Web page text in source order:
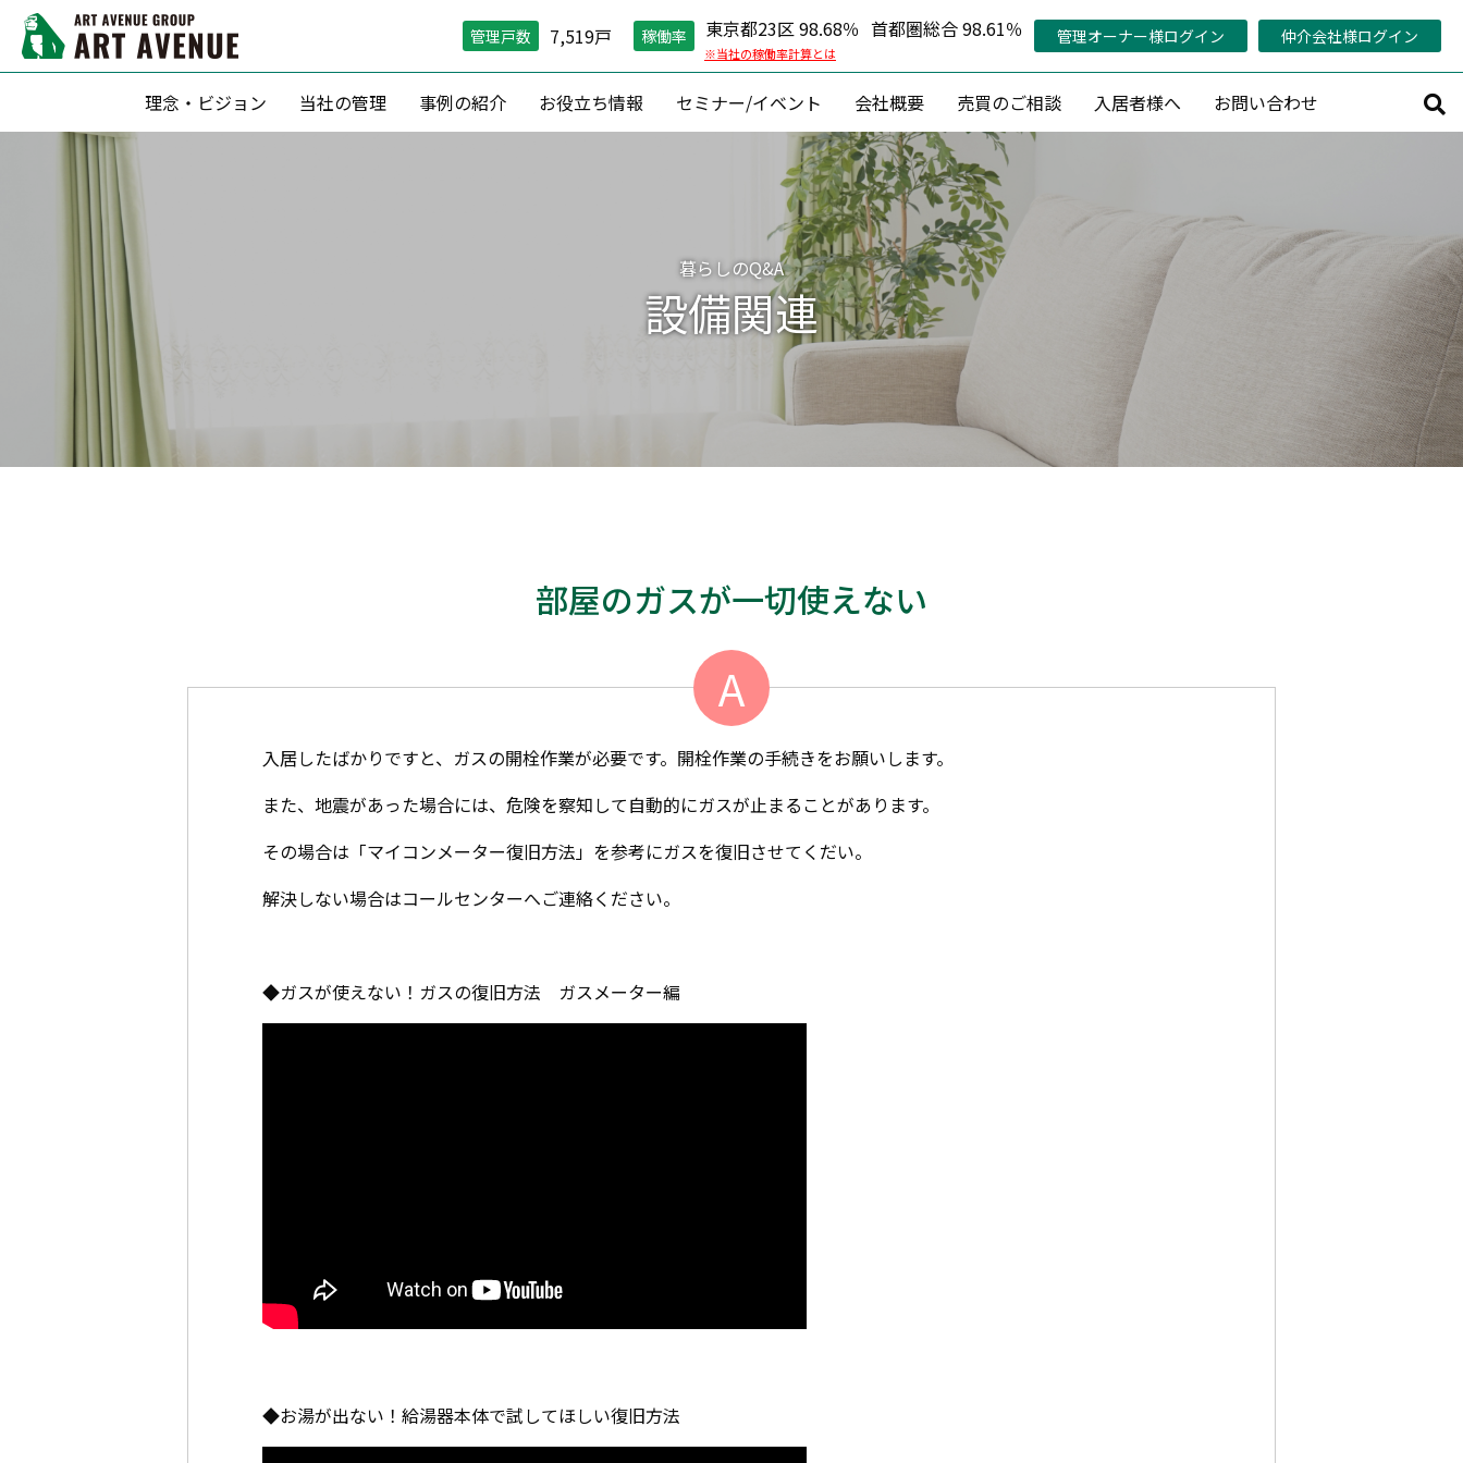
管理戸数 7,519戸 稼働率
※当社の稼働率計算とは
東京都23区 98.68％ 首都圏総合 98.61％ 管理オーナー様ログイン 仲介会社様ログイン
理念・ビジョン 当社の管理
滞納保証・空室保証(サブリース)
転貸借方式 による管理
定期借家契約 による運用
収益最大化のための 賃料査定
24時間コールセンター
０円原状回復「ZEROプラン」
コンサルティング
資産価値維持コンサルティング
資産形成 ・活用コンサルティング
収益改善コンサルティング
相続対策プランニング
建築プロデュース
資産活用相談
当社の稼働率の考え方
賃料査定・売却査定・購入相談
収益物件売買情報リクエスト
事例の紹介 お役立ち情報 セミナー/イベント 会社概要 売買のご相談 入居者様へ お問い合わせ
暮らしのQ&A
設備関連
部屋のガスが一切使えない
A
入居したばかりですと、ガスの開栓作業が必要です。開栓作業の手続きをお願いします。
また、地震があった場合には、危険を察知して自動的にガスが止まることがあります。
その場合は「マイコンメーター復旧方法」を参考にガスを復旧させてくだい。
解決しない場合はコールセンターへご連絡ください。
◆ガスが使えない！ガスの復旧方法 ガスメーター編
◆お湯が出ない！給湯器本体で試してほしい復旧方法